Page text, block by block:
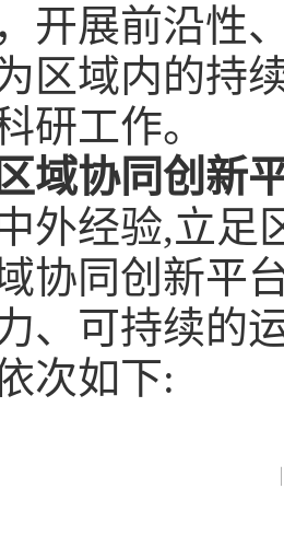
开展前沿性
区域内的持
研工作。
域协同创新
外经验,立足
协同创新平
、可持续的
次如下: